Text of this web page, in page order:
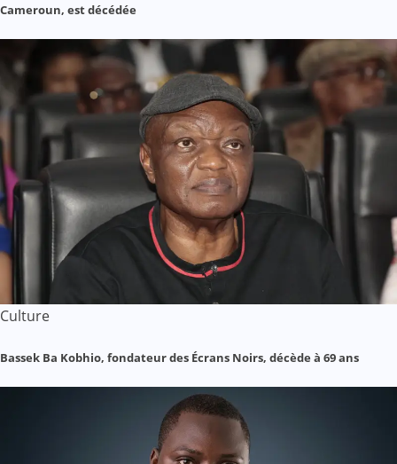
Cameroun, est décédée
Culture
Bassek Ba Kobhio, fondateur des Écrans Noirs, décède à 69 ans